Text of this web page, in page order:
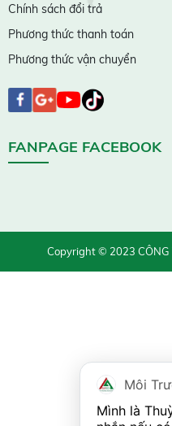
Chính sách đổi trả
Phương thức thanh toán
Phương thức vận chuyển
FANPAGE FACEBOOK
Copyright © 2023 CÔNG
Môi
Mình là